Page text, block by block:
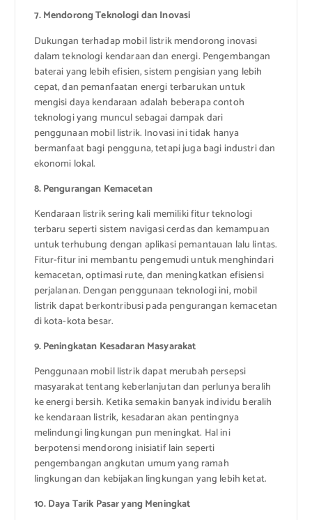
7. Mendorong Teknologi dan Inovasi
Dukungan terhadap mobil listrik mendorong inovasi
dalam teknologi kendaraan dan energi. Pengembangan
baterai yang lebih efisien, sistem pengisian yang lebih
cepat, dan pemanfaatan energi terbarukan untuk
mengisi daya kendaraan adalah beberapa contoh
teknologi yang muncul sebagai dampak dari
penggunaan mobil listrik. Inovasi ini tidak hanya
bermanfaat bagi pengguna, tetapi juga bagi industri dan
ekonomi lokal.
8. Pengurangan Kemacetan
Kendaraan listrik sering kali memiliki fitur teknologi
terbaru seperti sistem navigasi cerdas dan kemampuan
untuk terhubung dengan aplikasi pemantauan lalu lintas.
Fitur-fitur ini membantu pengemudi untuk menghindari
kemacetan, optimasi rute, dan meningkatkan efisiensi
perjalanan. Dengan penggunaan teknologi ini, mobil
listrik dapat berkontribusi pada pengurangan kemacetan
di kota-kota besar.
9. Peningkatan Kesadaran Masyarakat
Penggunaan mobil listrik dapat merubah persepsi
masyarakat tentang keberlanjutan dan perlunya beralih
ke energi bersih. Ketika semakin banyak individu beralih
ke kendaraan listrik, kesadaran akan pentingnya
melindungi lingkungan pun meningkat. Hal ini
berpotensi mendorong inisiatif lain seperti
pengembangan angkutan umum yang ramah
lingkungan dan kebijakan lingkungan yang lebih ketat.
10. Daya Tarik Pasar yang Meningkat